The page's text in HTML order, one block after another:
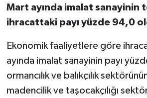
Mart ayında imalat sanayinin
ihracattaki payı yüzde 94,0
Ekonomik faaliyetlere göre
ayında imalat sanayinin payı
ormancılık ve balıkçılık
madencilik ve taşocakçılığı